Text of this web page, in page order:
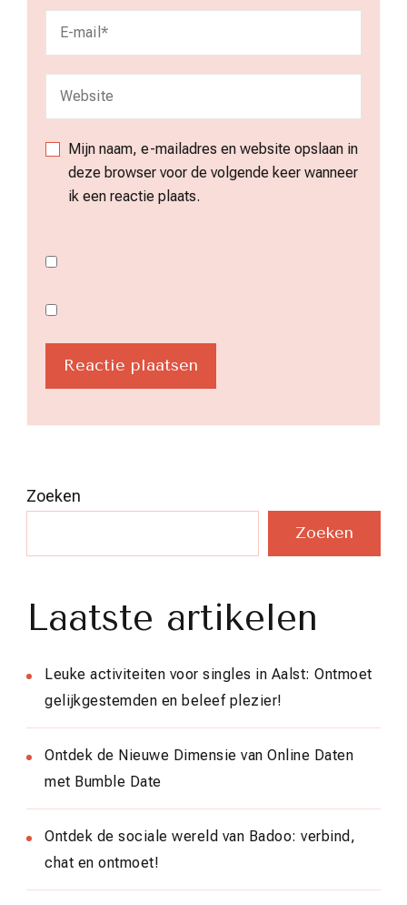
Mijn naam, e-mailadres en website opslaan in
deze browser voor de volgende keer wanneer
ik een reactie plaats.
Zoeken
Zoeken
Laatste artikelen
Leuke activiteiten voor singles in Aalst: Ontmoet
gelijkgestemden en beleef plezier!
Ontdek de Nieuwe Dimensie van Online Daten
met Bumble Date
Ontdek de sociale wereld van Badoo: verbind,
chat en ontmoet!